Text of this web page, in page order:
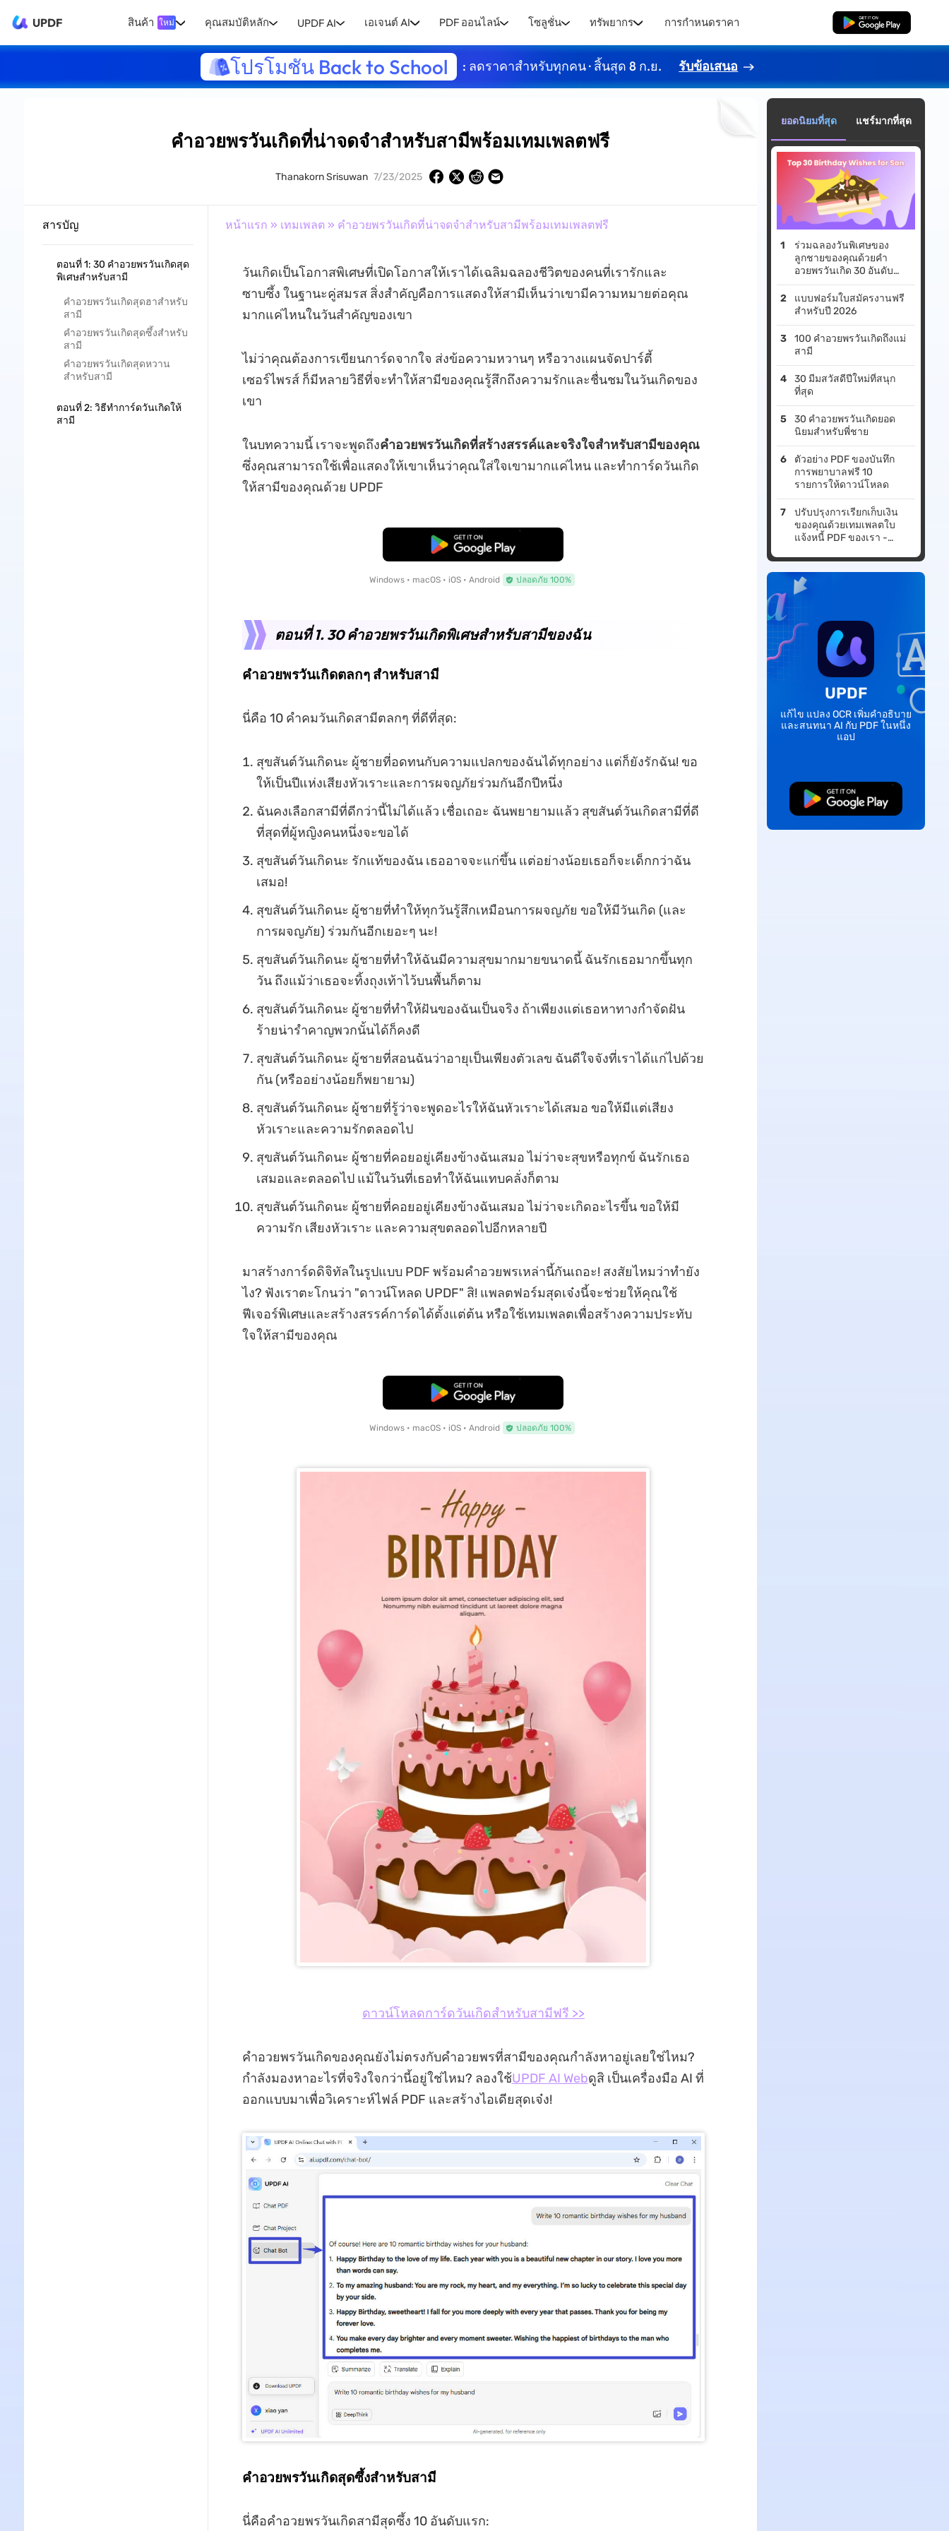
UPDF สินค้า ใหม่ คุณสมบัติหลัก UPDF AI เอเจนต์ AI PDF ออนไลน์ โซลูชั่น ทรัพยากร การกำหนดราคา ดาวน์โหลดฟรี
โปรโมชัน Back to School : ลดราคาสำหรับทุกคน · สิ้นสุด 8 ก.ย. รับข้อเสนอ
คำอวยพรวันเกิดที่น่าจดจำสำหรับสามีพร้อมเทมเพลตฟรี
Thanakorn Srisuwan 7/23/2025
สารบัญ
ตอนที่ 1: 30 คำอวยพรวันเกิดสุด
พิเศษสำหรับสามี
คำอวยพรวันเกิดสุดฮาสำหรับ
สามี
คำอวยพรวันเกิดสุดซึ้งสำหรับ
สามี
คำอวยพรวันเกิดสุดหวาน
สำหรับสามี
ตอนที่ 2: วิธีทำการ์ดวันเกิดให้
สามี
หน้าแรก » เทมเพลต» คำอวยพรวันเกิดที่น่าจดจำสำหรับสามีพร้อมเทมเพลตฟรี
วันเกิดเป็นโอกาสพิเศษที่เปิดโอกาสให้เราได้เฉลิมฉลองชีวิตของคนที่เรารักและ
ซาบซึ้ง ในฐานะคู่สมรส สิ่งสำคัญคือการแสดงให้สามีเห็นว่าเขามีความหมายต่อคุณ
มากแค่ไหนในวันสำคัญของเขา
ไม่ว่าคุณต้องการเขียนการ์ดจากใจ ส่งข้อความหวานๆ หรือวางแผนจัดปาร์ตี้
เซอร์ไพรส์ ก็มีหลายวิธีที่จะทำให้สามีของคุณรู้สึกถึงความรักและชื่นชมในวันเกิดของ
เขา
ในบทความนี้ เราจะพูดถึงคำอวยพรวันเกิดที่สร้างสรรค์และจริงใจสำหรับสามีของคุณ
ซึ่งคุณสามารถใช้เพื่อแสดงให้เขาเห็นว่าคุณใส่ใจเขามากแค่ไหน และทำการ์ดวันเกิด
ให้สามีของคุณด้วย UPDF
ดาวน์โหลดฟรี
Windows • macOS • iOS • Android ปลอดภัย 100%
ตอนที่ 1. 30 คำอวยพรวันเกิดพิเศษสำหรับสามีของฉัน
คำอวยพรวันเกิดตลกๆ สำหรับสามี
นี่คือ 10 คำคมวันเกิดสามีตลกๆ ที่ดีที่สุด:
สุขสันต์วันเกิดนะ ผู้ชายที่อดทนกับความแปลกของฉันได้ทุกอย่าง แต่ก็ยังรักฉัน! ขอ
ให้เป็นปีแห่งเสียงหัวเราะและการผจญภัยร่วมกันอีกปีหนึ่ง
ฉันคงเลือกสามีที่ดีกว่านี้ไม่ได้แล้ว เชื่อเถอะ ฉันพยายามแล้ว สุขสันต์วันเกิดสามีที่ดี
ที่สุดที่ผู้หญิงคนหนึ่งจะขอได้
สุขสันต์วันเกิดนะ รักแท้ของฉัน เธออาจจะแก่ขึ้น แต่อย่างน้อยเธอก็จะเด็กกว่าฉัน
เสมอ!
สุขสันต์วันเกิดนะ ผู้ชายที่ทำให้ทุกวันรู้สึกเหมือนการผจญภัย ขอให้มีวันเกิด (และ
การผจญภัย) ร่วมกันอีกเยอะๆ นะ!
สุขสันต์วันเกิดนะ ผู้ชายที่ทำให้ฉันมีความสุขมากมายขนาดนี้ ฉันรักเธอมากขึ้นทุก
วัน ถึงแม้ว่าเธอจะทิ้งถุงเท้าไว้บนพื้นก็ตาม
สุขสันต์วันเกิดนะ ผู้ชายที่ทำให้ฝันของฉันเป็นจริง ถ้าเพียงแต่เธอหาทางกำจัดฝัน
ร้ายน่ารำคาญพวกนั้นได้ก็คงดี
สุขสันต์วันเกิดนะ ผู้ชายที่สอนฉันว่าอายุเป็นเพียงตัวเลข ฉันดีใจจังที่เราได้แก่ไปด้วย
กัน (หรืออย่างน้อยก็พยายาม)
สุขสันต์วันเกิดนะ ผู้ชายที่รู้ว่าจะพูดอะไรให้ฉันหัวเราะได้เสมอ ขอให้มีแต่เสียง
หัวเราะและความรักตลอดไป
สุขสันต์วันเกิดนะ ผู้ชายที่คอยอยู่เคียงข้างฉันเสมอ ไม่ว่าจะสุขหรือทุกข์ ฉันรักเธอ
เสมอและตลอดไป แม้ในวันที่เธอทำให้ฉันแทบคลั่งก็ตาม
สุขสันต์วันเกิดนะ ผู้ชายที่คอยอยู่เคียงข้างฉันเสมอ ไม่ว่าจะเกิดอะไรขึ้น ขอให้มี
ความรัก เสียงหัวเราะ และความสุขตลอดไปอีกหลายปี
มาสร้างการ์ดดิจิทัลในรูปแบบ PDF พร้อมคำอวยพรเหล่านี้กันเถอะ! สงสัยไหมว่าทำยัง
ไง? ฟังเราตะโกนว่า "ดาวน์โหลด UPDF" สิ! แพลตฟอร์มสุดเจ๋งนี้จะช่วยให้คุณใช้
ฟีเจอร์พิเศษและสร้างสรรค์การ์ดได้ตั้งแต่ต้น หรือใช้เทมเพลตเพื่อสร้างความประทับ
ใจให้สามีของคุณ
ดาวน์โหลดฟรี
Windows • macOS • iOS • Android ปลอดภัย 100%
ดาวน์โหลดการ์ดวันเกิดสำหรับสามีฟรี >>
คำอวยพรวันเกิดของคุณยังไม่ตรงกับคำอวยพรที่สามีของคุณกำลังหาอยู่เลยใช่ไหม?
กำลังมองหาอะไรที่จริงใจกว่านี้อยู่ใช่ไหม? ลองใช้UPDF AI Webดูสิ เป็นเครื่องมือ AI ที่
ออกแบบมาเพื่อวิเคราะห์ไฟล์ PDF และสร้างไอเดียสุดเจ๋ง!
คำอวยพรวันเกิดสุดซึ้งสำหรับสามี
นี่คือคำอวยพรวันเกิดสามีสุดซึ้ง 10 อันดับแรก:
ยอดนิยมที่สุด แชร์มากที่สุด
ร่วมฉลองวันพิเศษของ
ลูกชายของคุณด้วยคำ
อวยพรวันเกิด 30 อันดับ
แรกสำหรับลูกชาย!
แบบฟอร์มใบสมัครงานฟรี
สำหรับปี 2026
100 คำอวยพรวันเกิดถึงแม่
สามี
30 มีมสวัสดีปีใหม่ที่สนุก
ที่สุด
30 คำอวยพรวันเกิดยอด
นิยมสำหรับพี่ชาย
ตัวอย่าง PDF ของบันทึก
การพยาบาลฟรี 10
รายการให้ดาวน์โหลด
ปรับปรุงการเรียกเก็บเงิน
ของคุณด้วยเทมเพลตใบ
แจ้งหนี้ PDF ของเรา -
ง่ายขึ้นวันนี้
UPDF
แก้ไข แปลง OCR เพิ่มคำอธิบาย
และสนทนา AI กับ PDF ในหนึ่ง
แอป
ดาวน์โหลดฟรี